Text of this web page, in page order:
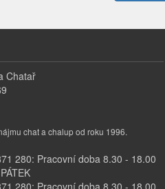
Chatař
chat a chalup od roku 1996.
280: Pracovní doba 8.30 - 18.00
280: Pracovní doba 8.30 - 18.00